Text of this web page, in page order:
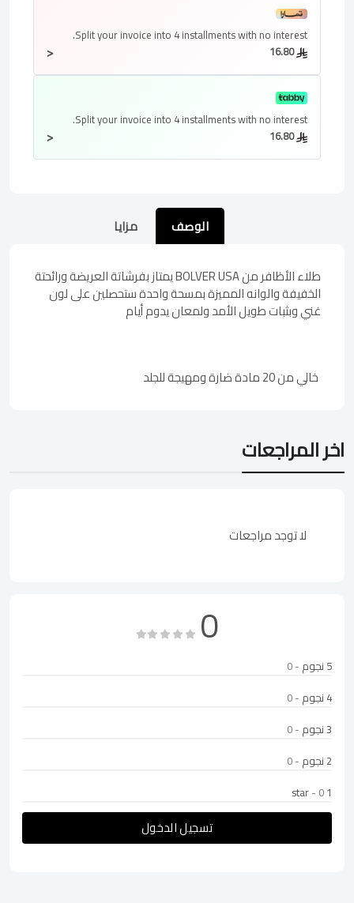
Split your invoice into 4 installmentswith no interest.
< 16.80
Split your invoice into 4 installmentswith no interest.
< 16.80
الوصف مزايا
طلاء الأظافر من BOLVER USA يمتاز بفرشاتة العريضة ورائحتة
الخفيفة والوانه المميزة بمسحة واحدة ستحصلين على لون
غني وبثبات طويل الأمد ولمعان يدوم أيام
خالي من 20 مادة ضارة ومهيجة للجلد
اخر المراجعات
لا توجد مراجعات
0
5 نجوم
- 0
4 نجوم
- 0
3 نجوم
- 0
2 نجوم
- 0
1 star
- 0
تسجيل الدخول